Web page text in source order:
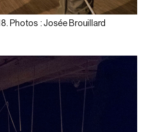
Photos : Josée Brouillard